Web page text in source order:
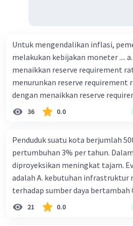
Untuk mengendalikan inflasi,
melakukan kebijakan moneter ....
menaikkan reserve requirement
menurunkan reserve
dengan menaikkan reserve
dengan menurunkan reserve
Ekspansif dengan menaikkan tingkat
ceteris paribus maka .... a.
bentuk kurva jumlah uang beredar
dari kiri bawah ke kanan atas b.
mana bentuk kurva jumlah uang
uang) naik dari kiri bawah ke
meningkat di mana bentuk kurva
36 0.0
Penduduk suatu kota berjumlah
pertumbuhan 3% per tahun.
diproyeksikan meningkat tajam.
adalah A. kebutuhan infrastruktur
terhadap sumber daya bertambah
eksponensial berdampak jangka
memengaruhi tata ruang E.
21 0.0